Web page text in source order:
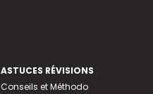
ASTUCES RÉVISIONS
Conseils et Méthodo